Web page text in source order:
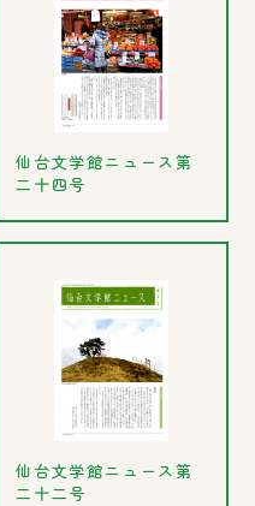
仙台文学館ニュース第
二十四号
仙台文学館ニュース第
二十二号